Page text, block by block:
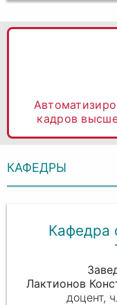
кадров
КАФЕДРЫ
Кафедра
Лактионов
доцент,